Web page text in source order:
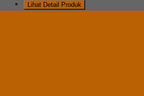
Lihat Detail Produk